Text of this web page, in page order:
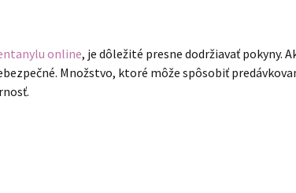
online, je dôležité presne dodržiavať pokyny.
Množstvo, ktoré môže spôsobiť